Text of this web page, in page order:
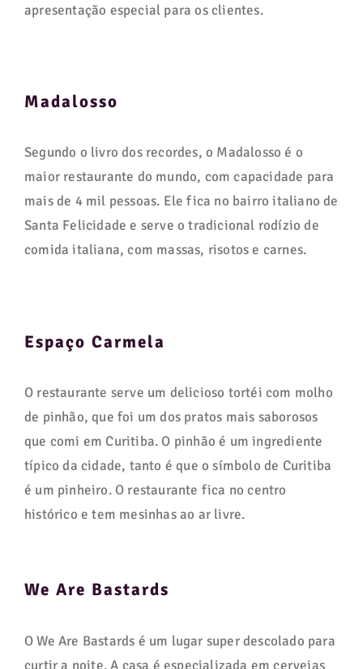
apresentação especial para os clientes.
Madalosso
Segundo o livro dos recordes, o Madalosso é o
maior restaurante do mundo, com capacidade para
mais de 4 mil pessoas. Ele fica no bairro italiano de
Santa Felicidade e serve o tradicional rodízio de
comida italiana, com massas, risotos e carnes.
Espaço Carmela
O restaurante serve um delicioso tortéi com molho
de pinhão, que foi um dos pratos mais saborosos
que comi em Curitiba. O pinhão é um ingrediente
típico da cidade, tanto é que o símbolo de Curitiba
é um pinheiro. O restaurante fica no centro
histórico e tem mesinhas ao ar livre.
We Are Bastards
O We Are Bastards é um lugar super descolado para
curtir a noite. A casa é especializada em cervejas